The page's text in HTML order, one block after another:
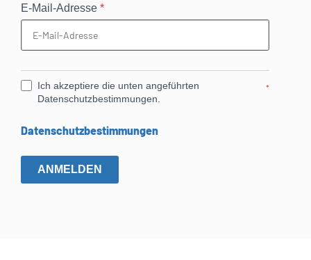
E-Mail-Adresse *
Ich akzeptiere die unten angeführten
Datenschutzbestimmungen.
*
Datenschutzbestimmungen
ANMELDEN